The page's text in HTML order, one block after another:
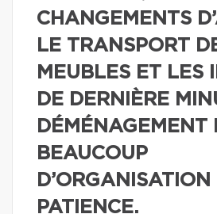
CHANGEMENTS
LE TRANSPORT
MEUBLES ET LES
DE DERNIÈRE
DÉMÉNAGEMENT
BEAUCOUP
PATIENCE.